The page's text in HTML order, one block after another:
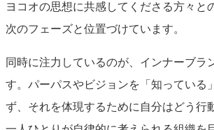
ヨコオの思想に共感してくださる方々と
次のフェーズと位置づけています。
同時に注力しているのが、インナーブラ
す。パーパスやビジョンを「知っている
ず、それを体現するために自分はどう行